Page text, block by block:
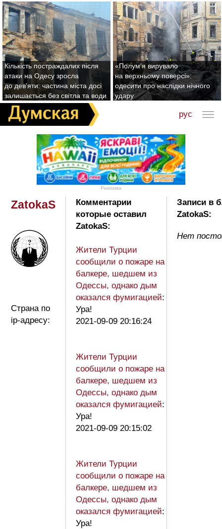
Кількість постраждалих після
атаки на Одесу зросла
до дев'яти: частина міста досі
залишається без світла та води
«Полум'я вирувало
на верхньому поверсі»:
одесити про наслідки нічного
удару
рус
Реклама
ZatokaS
Страна по
ip-адресу:
Комментарии
которые оставил
ZatokaS:
Жители Турции
сообщили о пожаре на
балкере, шедшем из
Одессы, однако дым
оказался фумигацией:
Ура!
2021-09-09 20:16:24
Жители Турции
сообщили о пожаре на
балкере, шедшем из
Одессы, однако дым
оказался фумигацией:
Ура!
2021-09-09 20:15:02
Жители Турции
сообщили о пожаре на
балкере, шедшем из
Одессы, однако дым
оказался фумигацией:
Ура!
Записи в
ZatokaS:
Нет